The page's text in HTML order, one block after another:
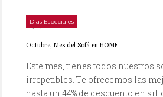
Días Especiales
07/10/2010
Octubre, Mes del Sofá en HOME
Este mes, tienes todos nuestros
irrepetibles. Te ofrecemos las
hasta un 44% de descuento en